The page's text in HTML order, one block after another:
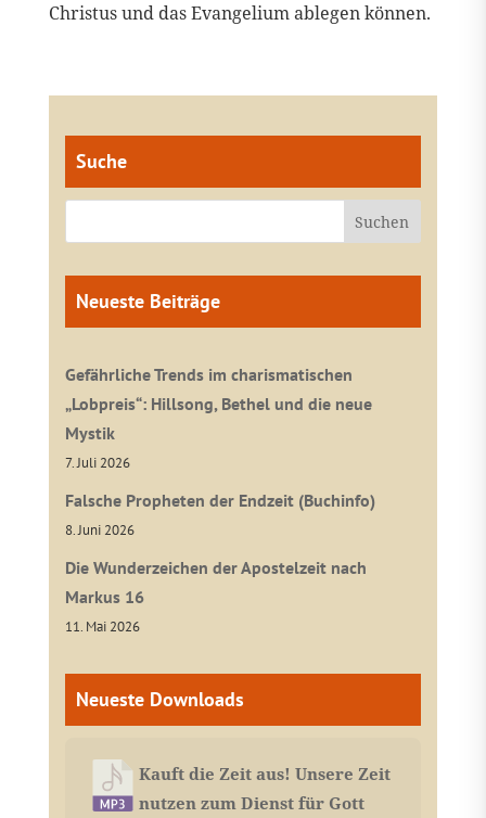
Christus und das Evangelium ablegen können.
Suche
Neueste Beiträge
Gefährliche Trends im charismatischen
„Lobpreis“: Hillsong, Bethel und die neue
Mystik
7. Juli 2026
Falsche Propheten der Endzeit (Buchinfo)
8. Juni 2026
Die Wunderzeichen der Apostelzeit nach
Markus 16
11. Mai 2026
Neueste Downloads
Kauft die Zeit aus! Unsere Zeit
nutzen zum Dienst für Gott